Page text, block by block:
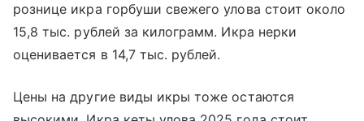
рознице икра горбуши свежего улова стоит около
15,8 тыс. рублей за килограмм. Икра нерки
оценивается в 14,7 тыс. рублей.
Цены на другие виды икры тоже остаются